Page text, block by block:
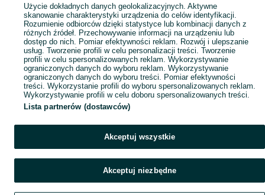
Mapa kategorii
Mapa miejscowości
Mapa ministron
Popularne wyszukiwania
Użycie dokładnych danych geolokalizacyjnych. Aktywne
skanowanie charakterystyki urządzenia do celów identyfikacji.
Rozumienie odbiorców dzięki statystyce lub kombinacji danych z
różnych źródeł. Przechowywanie informacji na urządzeniu lub
dostęp do nich. Pomiar efektywności reklam. Rozwój i ulepszanie
usług. Tworzenie profili w celu personalizacji treści. Tworzenie
profili w celu spersonalizowanych reklam. Wykorzystywanie
ograniczonych danych do wyboru reklam. Wykorzystywanie
ograniczonych danych do wyboru treści. Pomiar efektywności
treści. Wykorzystanie profili do wyboru spersonalizowanych reklam.
Wykorzystywanie profili w celu doboru spersonalizowanych treści.
Lista partnerów (dostawców)
Akceptuj wszystkie
Akceptuj niezbędne